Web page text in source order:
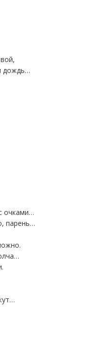
дождь…
очками…
парень…